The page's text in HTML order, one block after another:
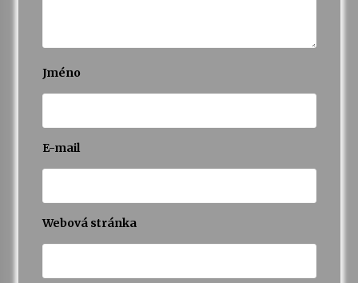
Jméno
E-mail
Webová stránka